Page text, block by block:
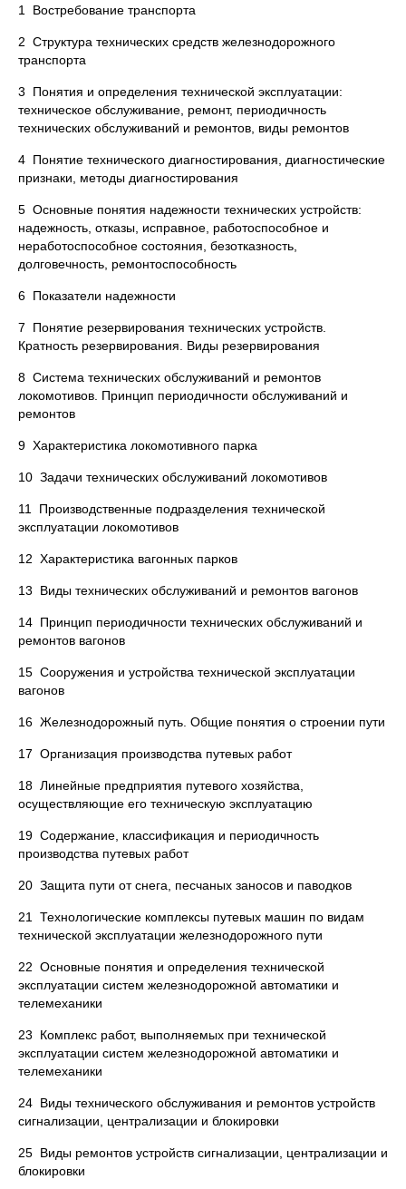
1 Востребование транспорта
2 Структура технических средств железнодорожного
транспорта
3 Понятия и определения технической эксплуатации:
техническое обслуживание, ремонт, периодичность
технических обслуживаний и ремонтов, виды ремонтов
4 Понятие технического диагностирования, диагностические
признаки, методы диагностирования
5 Основные понятия надежности технических устройств:
надежность, отказы, исправное, работоспособное и
неработоспособное состояния, безотказность,
долговечность, ремонтоспособность
6 Показатели надежности
7 Понятие резервирования технических устройств.
Кратность резервирования. Виды резервирования
8 Система технических обслуживаний и ремонтов
локомотивов. Принцип периодичности обслуживаний и
ремонтов
9 Характеристика локомотивного парка
10 Задачи технических обслуживаний локомотивов
11 Производственные подразделения технической
эксплуатации локомотивов
12 Характеристика вагонных парков
13 Виды технических обслуживаний и ремонтов вагонов
14 Принцип периодичности технических обслуживаний и
ремонтов вагонов
15 Сооружения и устройства технической эксплуатации
вагонов
16 Железнодорожный путь. Общие понятия о строении пути
17 Организация производства путевых работ
18 Линейные предприятия путевого хозяйства,
осуществляющие его техническую эксплуатацию
19 Содержание, классификация и периодичность
производства путевых работ
20 Защита пути от снега, песчаных заносов и паводков
21 Технологические комплексы путевых машин по видам
технической эксплуатации железнодорожного пути
22 Основные понятия и определения технической
эксплуатации систем железнодорожной автоматики и
телемеханики
23 Комплекс работ, выполняемых при технической
эксплуатации систем железнодорожной автоматики и
телемеханики
24 Виды технического обслуживания и ремонтов устройств
сигнализации, централизации и блокировки
25 Виды ремонтов устройств сигнализации, централизации и
блокировки